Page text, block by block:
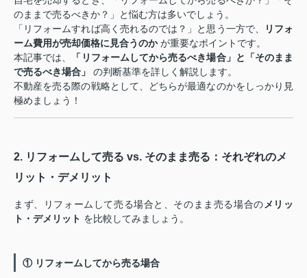
のままで売るべきか？」と悩む方は多いでしょう。
「リフォームすれば高く売れるのでは？」と思う一方で、
リフォ
ーム費用が売却価格に見合うのかが重要なポイントです。
本記事では、
「リフォームしてから売るべき場合」と「そのまま
で売るべき場合」
の判断基準を詳しく解説します。
不動産を売る際の戦略として、どちらが最適なのかをしっかり見
極めましょう！
2. リフォームして売る vs. そのまま売る：それぞれのメ
リット・デメリット
まず、リフォームして売る場合と、そのまま売る場合の メリッ
ト・デメリット を比較してみましょう。
① リフォームしてから売る場合